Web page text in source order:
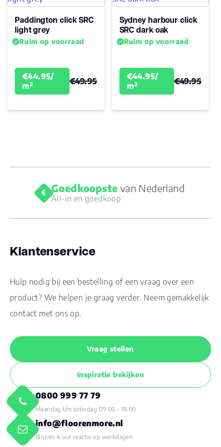
Paddington click SRC
light grey
Ruim op voorraad
€44.95/
m²
€49.95
Sydney harbour click
SRC dark oak
Ruim op voorraad
€44.95/
m²
€49.95
Goedkoopste van Nederland
All-in en goedkoop
Klantenservice
Hulp nodig bij een bestelling of een vraag over een
product? We helpen je graag verder. Neem gemakkelijk
contact met ons op.
Vraag stellen
Inspiratie bekijken
0800 999 77 79
Maandag t/m zaterdag 09:00 - 18:00
info@floorenmore.nl
Binnen 4 uur reactie op werkdagen